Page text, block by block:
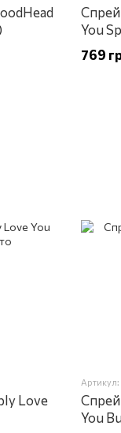
Спрей
You
769
Love
Артикул:
Спрей
You